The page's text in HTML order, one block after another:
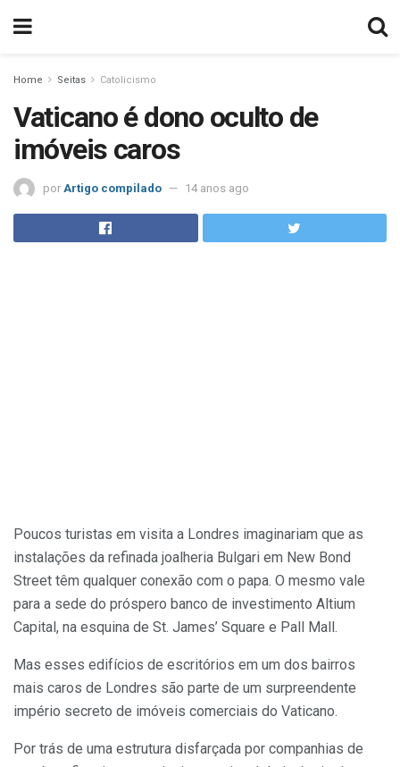
Home Seitas Catolicismo
Vaticano é dono oculto de
imóveis caros
por Artigo compilado 14 anos ago
Poucos turistas em visita a Londres imaginariam que as
instalações da refinada joalheria Bulgari em New Bond
Street têm qualquer conexão com o papa. O mesmo vale
para a sede do próspero banco de investimento Altium
Capital, na esquina de St. James’ Square e Pall Mall.
Mas esses edifícios de escritórios em um dos bairros
mais caros de Londres são parte de um surpreendente
império secreto de imóveis comerciais do Vaticano.
Por trás de uma estrutura disfarçada por companhias de